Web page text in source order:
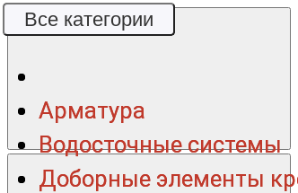
Все категории
Арматура
Водосточные системы
Доборные элементы
Все категории
Арматура
Водосточные системы
Доборные элементы